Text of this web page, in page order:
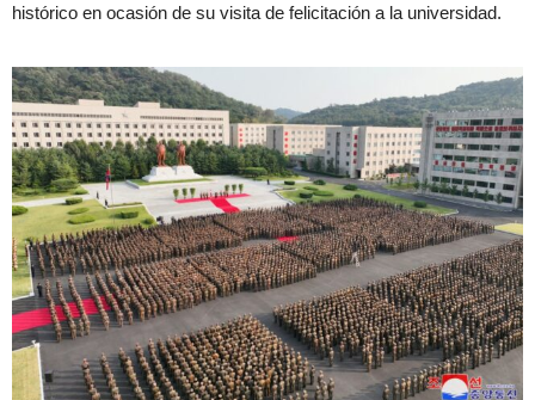
histórico en ocasión de su visita de felicitación a la universidad.